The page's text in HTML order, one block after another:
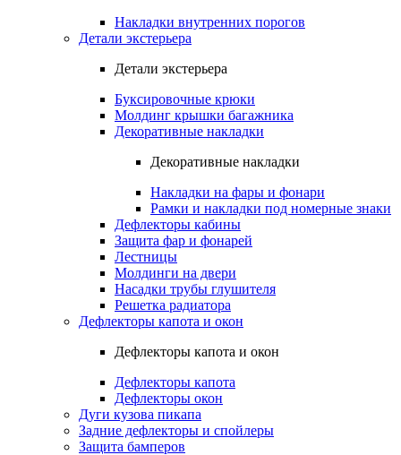
Накладки внутренних порогов
Детали экстерьера
Детали экстерьера
Буксировочные крюки
Молдинг крышки багажника
Декоративные накладки
Декоративные накладки
Накладки на фары и фонари
Рамки и накладки под номерные знаки
Дефлекторы кабины
Защита фар и фонарей
Лестницы
Молдинги на двери
Насадки трубы глушителя
Решетка радиатора
Дефлекторы капота и окон
Дефлекторы капота и окон
Дефлекторы капота
Дефлекторы окон
Дуги кузова пикапа
Задние дефлекторы и спойлеры
Защита бамперов